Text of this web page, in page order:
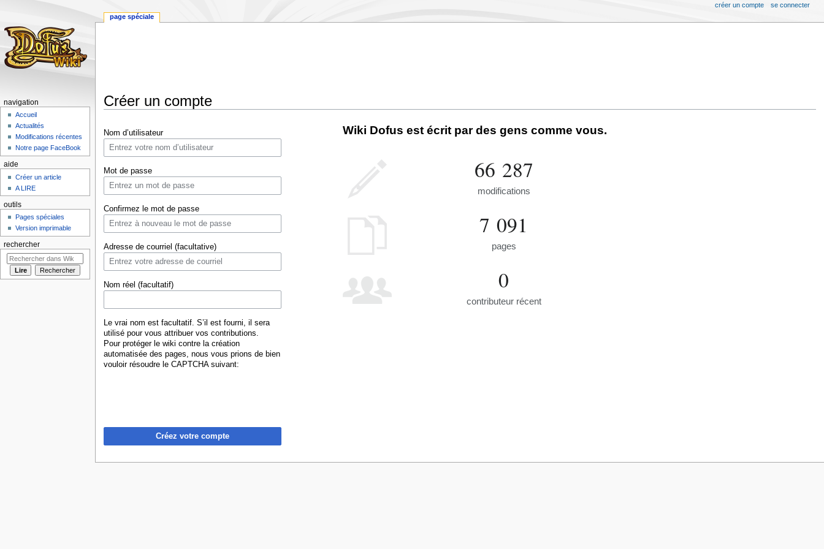
Créer un compte
à
navigation
à
recherche
Nom d’utilisateur
Mot de passe
Confirmez le mot de passe
Adresse de courriel (facultative)
Nom réel (facultatif)
Le vrai nom est facultatif. S’il est fourni, il sera
utilisé pour vous attribuer vos contributions.
Pour protéger le wiki contre la création
automatisée des pages, nous vous prions de bien
vouloir résoudre le CAPTCHA suivant:
Créez votre compte
Wiki Dofus est écrit par des gens comme vous.
66 287
modifications
7 091
pages
0
contributeur récent
page spéciale
créer un compte se connecter
navigation
Accueil
Actualités
Modifications récentes
Notre page FaceBook
aide
Créer un article
A LIRE
outils
Pages spéciales
Version imprimable
rechercher